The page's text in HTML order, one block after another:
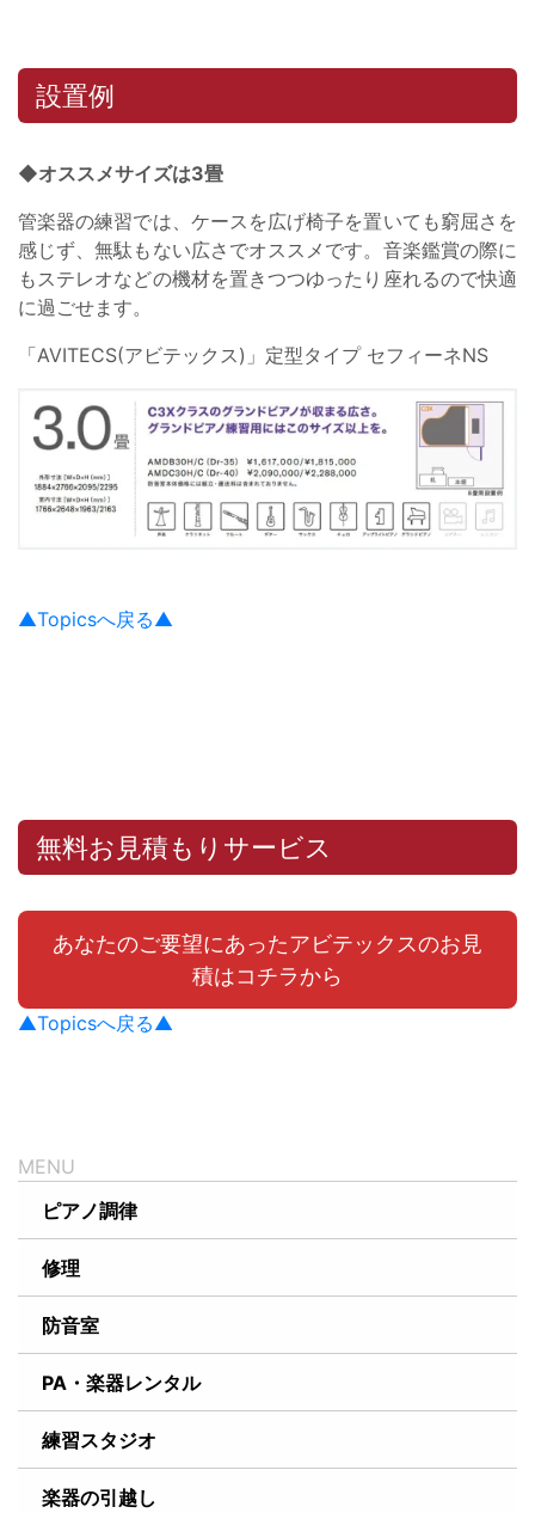
設置例
◆オススメサイズは3畳
管楽器の練習では、ケースを広げ椅子を置いても窮屈さを
感じず、無駄もない広さでオススメです。音楽鑑賞の際に
もステレオなどの機材を置きつつゆったり座れるので快適
に過ごせます。
「AVITECS(アビテックス)」定型タイプ セフィーネNS
▲Topicsへ戻る▲
無料お見積もりサービス
あなたのご要望にあったアビテックスのお見
積はコチラから
▲Topicsへ戻る▲
ピアノ調律
修理
防音室
PA・楽器レンタル
練習スタジオ
楽器の引越し